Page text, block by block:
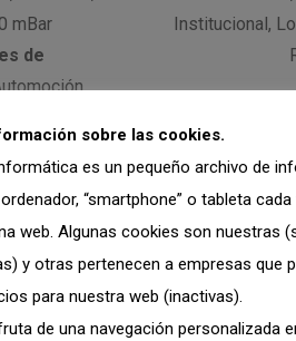
mBar
de
Institucional,
sobre las cookies.
es un pequeño archivo de
“smartphone” o tableta cada
web. Algunas cookies son nuestras
y otras pertenecen a empresas que
para nuestra web (inactivas).
de una navegación personalizada